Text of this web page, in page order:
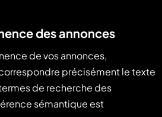
des annonces
de vos annonces,
précisément le texte
de recherche des
sémantique est